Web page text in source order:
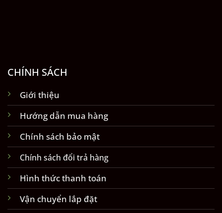
Chính sách đổi trả hàng
Hình thức thanh toán
Vận chuyển lắp đặt
Dịch vụ bảo hành